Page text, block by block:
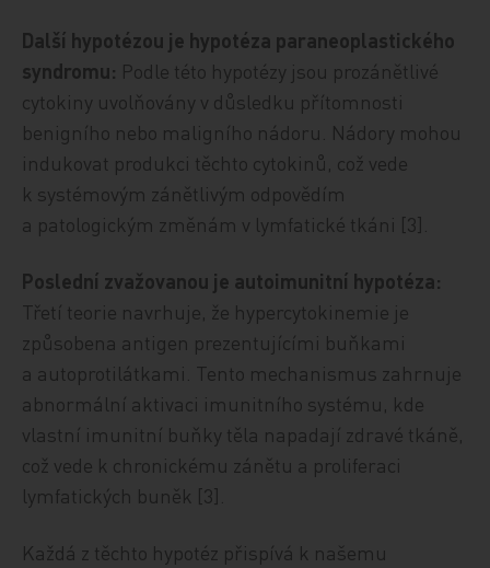
Další hypotézou je hypotéza paraneoplastického
syndromu: Podle této hypotézy jsou prozánětlivé
cytokiny uvolňovány v důsledku přítomnosti
benigního nebo maligního nádoru. Nádory mohou
indukovat produkci těchto cytokinů, což vede
k systémovým zánětlivým odpovědím
a patologickým změnám v lymfatické tkáni [3].
Poslední zvažovanou je autoimunitní hypotéza:
Třetí teorie navrhuje, že hypercytokinemie je
způsobena antigen prezentujícími buňkami
a autoprotilátkami. Tento mechanismus zahrnuje
abnormální aktivaci imunitního systému, kde
vlastní imunitní buňky těla napadají zdravé tkáně,
což vede k chronickému zánětu a proliferaci
lymfatických buněk [3].
Každá z těchto hypotéz přispívá k našemu